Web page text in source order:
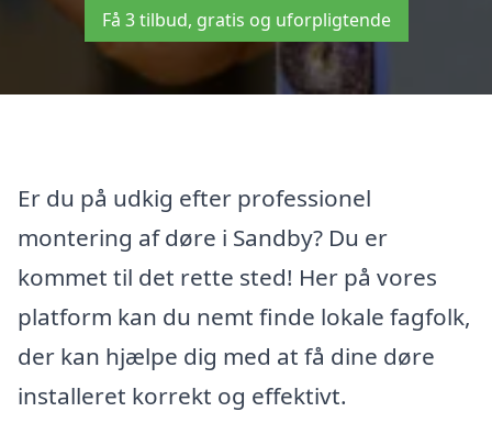
Få 3 tilbud, gratis og uforpligtende
Er du på udkig efter professionel
montering af døre i Sandby? Du er
kommet til det rette sted! Her på vores
platform kan du nemt finde lokale fagfolk,
der kan hjælpe dig med at få dine døre
installeret korrekt og effektivt.